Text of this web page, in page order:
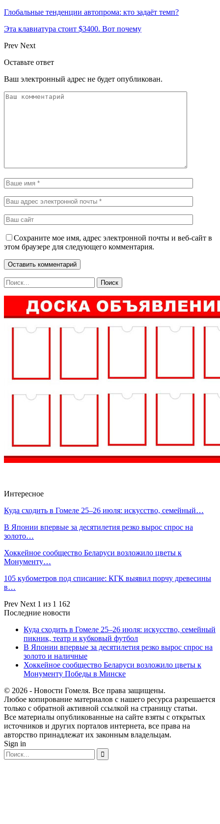
Глобальные тенденции автопрома: кто задаёт темп?
Эта клавиатура стоит $3400. Вот почему
Prev Next
Оставьте ответ
Ваш электронный адрес не будет опубликован.
Сохраните мое имя, адрес электронной почты и веб-сайт в
этом браузере для следующего комментария.
Интересное
Куда сходить в Гомеле 25–26 июля: искусство, семейный…
В Японии впервые за десятилетия резко вырос спрос на
золото…
Хоккейное сообщество Беларуси возложило цветы к
Монументу…
105 кубометров под списание: КГК выявил порчу древесины
в…
Prev Next 1 из 1 162
Последние новости
Куда сходить в Гомеле 25–26 июля: искусство, семейный
пикник, театр и кубковый футбол
В Японии впервые за десятилетия резко вырос спрос на
золото и наличные
Хоккейное сообщество Беларуси возложило цветы к
Монументу Победы в Минске
© 2026 - Новости Гомеля. Все права защищены.
Любое копирование материалов с нашего ресурса разрешается
только с обратной активной ссылкой на страницу статьи.
Все материалы опубликованные на сайте взяты с открытых
источников и других порталов интернета, все права на
авторство принадлежат их законным владельцам.
Sign in